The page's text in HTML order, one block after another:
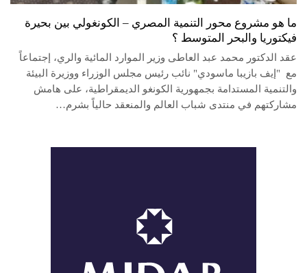
ما هو مشروع محور التنمية المصري – الكونغولي بين بحيرة
فيكتوريا والبحر المتوسط ؟
عقد الدكتور محمد عبد العاطى وزير الموارد المائية والري، إجتماعاً
مع "إيف بازيبا ماسودي" نائب رئيس مجلس الوزراء ووزيرة البيئة
والتنمية المستدامة بجمهورية الكونغو الديمقراطية، على هامش
مشاركتهم في منتدى شباب العالم والمنعقد حالياً بشرم…